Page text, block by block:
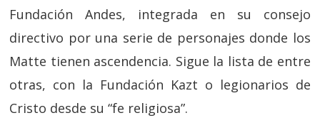
Fundación Andes, integrada en su consejo
directivo por una serie de personajes donde los
Matte tienen ascendencia. Sigue la lista de entre
otras, con la Fundación Kazt o legionarios de
Cristo desde su “fe religiosa”.